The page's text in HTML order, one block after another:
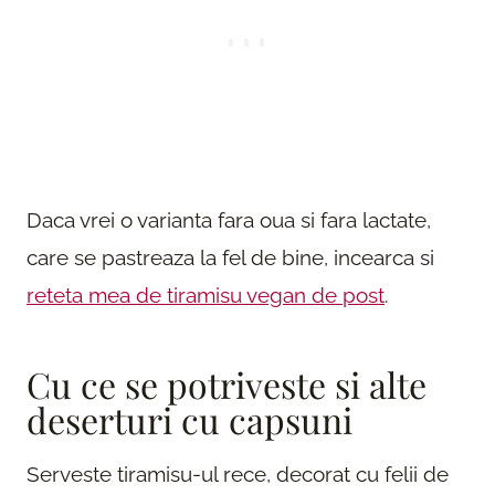
Daca vrei o varianta fara oua si fara lactate,
care se pastreaza la fel de bine, incearca si
reteta mea de tiramisu vegan de post.
Cu ce se potriveste si alte
deserturi cu capsuni
Serveste tiramisu-ul rece, decorat cu felii de